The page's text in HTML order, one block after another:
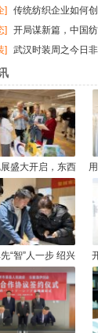
进，做复合创新实
] 传统纺织企业如何
首次亮相
昨晚G20刷
]
开局谋新篇，中国
中国服装业的“标签革
] 武汉时装周之今日
领潮流，展现职业新
盛大开启，东西
深耕北美市场！
“智”人一步 绍兴
AI抢滩越南市场